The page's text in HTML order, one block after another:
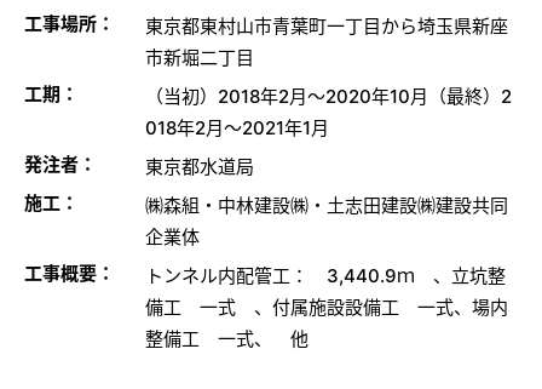
工事場所：
東京都東村山市青葉町一丁目から埼玉県新座
市新堀二丁目
工期：
（当初）2018年2月～2020年10月（最終）2
018年2月～2021年1月
発注者：
東京都水道局
施工：
㈱森組・中林建設㈱・土志田建設㈱建設共同
企業体
工事概要：
トンネル内配管工： 3,440.9ｍ 、立坑整
備工 一式 、付属施設設備工 一式、場内
整備工 一式、 他